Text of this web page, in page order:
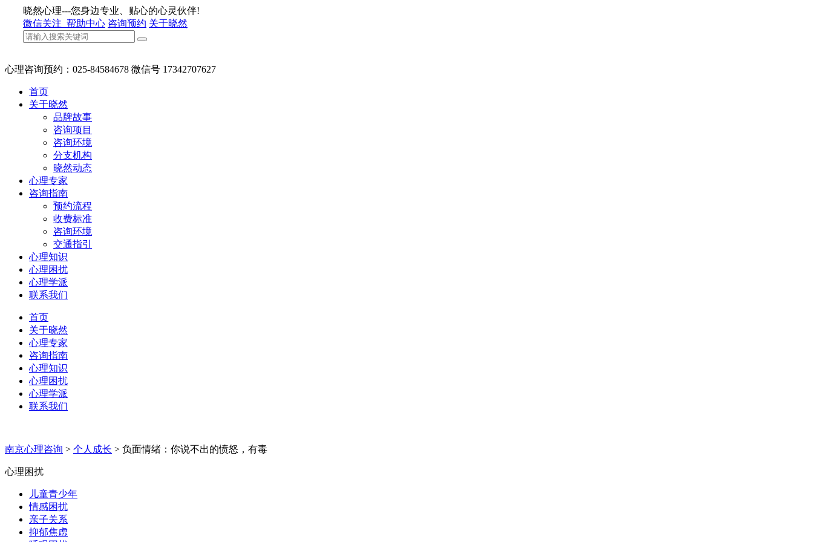
晓然心理---您身边专业、贴心的心灵伙伴!
微信关注 帮助中心 咨询预约 关于晓然
心理咨询预约：025-84584678 微信号 17342707627
首页
关于晓然
品牌故事
咨询项目
咨询环境
分支机构
晓然动态
心理专家
咨询指南
预约流程
收费标准
咨询环境
交通指引
心理知识
心理困扰
心理学派
联系我们
首页
关于晓然
心理专家
咨询指南
心理知识
心理困扰
心理学派
联系我们
南京心理咨询 > 个人成长 > 负面情绪：你说不出的愤怒，有毒
心理困扰
儿童青少年
情感困扰
亲子关系
抑郁焦虑